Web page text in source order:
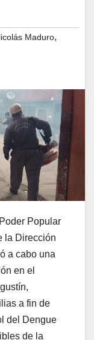
Maduro,
Popular
la Dirección
a cabo una
en el
a fin de
del Dengue
de la